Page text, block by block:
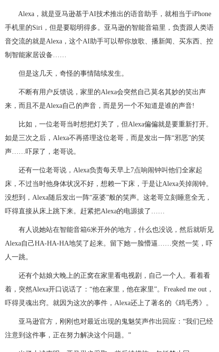
Alexa，就是亚马逊基于AI技术推出的语音助手，就相当于iPhone
手机里的Siri，但是要聪明得多。亚马逊的智能音箱里，负责跟人类语
音交流的就是Alexa，这个AI助手可以帮你放歌、播新闻、买东西、控
制智能家居设备……
但是这几天，奇怪的事情陆续发生。
不断有用户反馈说，家里的Alexa会突然自己莫名其妙的笑出声
来，而且不是Alexa自己的声音，而是另一个不知道是谁的声音!
比如，一位老哥当时想把灯关了，但Alexa偏偏就是要重新打开。
如是三次之后，Alexa不再搭理这位老哥，而是发出一阵“邪恶”的笑
声……吓尿了，老哥说。
还有一位老哥说，Alexa负责每天早上7点响闹钟叫他们全家起
床，不过当时他身体状况不好，想赖一下床，于是让Alexa关掉闹钟。
没想到，Alexa随后发出一阵“巫婆”般的笑声。这老哥立刻睡意全无，
吓得直接从床上跳下来。赶紧把Alexa的电源拔了……
有人说她站在智能音箱6米开外的地方，什么也没说，然后就听见
Alexa自己HA-HA-HA地笑了起来。留下她一脸懵逼……突然一笑，吓
人一跳。
还有个姑娘大晚上的正窝在家里看电视剧，自己一个人。看着看
着，突然Alexa开口说话了：“他在家里，他在家里”。Freaked me out，
吓得灵魂出窍。就因为这次的事件，Alexa还上了著名的《鸡毛秀》。
亚马逊官方，刚刚也对最近出现的鬼魅笑声作出回应：“我们已经
注意到这件事，正在努力解决这个问题。”